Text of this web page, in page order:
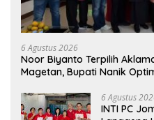
6 Agustus 2026
Noor Biyanto Terpilih
Magetan, Bupati Nanik
6 Agustus
INTI PC